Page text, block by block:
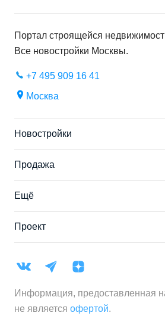
Портал строящейся
Все новостройки Москвы.
+7 495 909 16 41
Москва
Новостройки
Продажа
Ещё
Проект
Информация, предоставленная
не является офертой.